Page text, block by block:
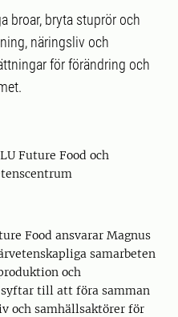
broar, bryta stuprör och
näringsliv och
för förändring och
Future Food och
Food ansvarar Magnus
samarbeten
och
till att föra samman
och samhällsaktörer för